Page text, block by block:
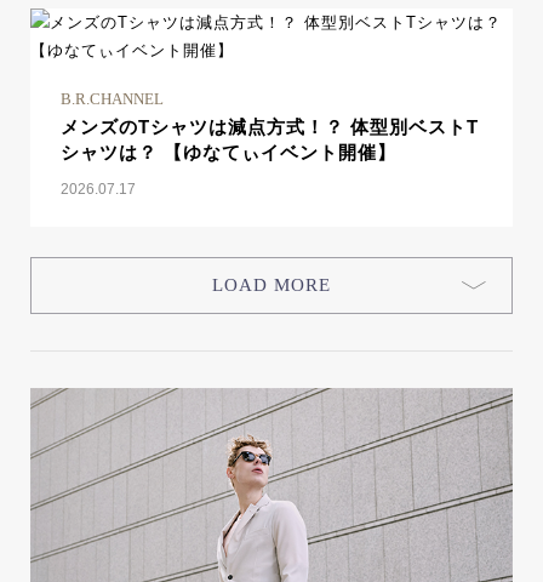
B.R.CHANNEL
メンズのTシャツは減点方式！？ 体型別ベストT
シャツは？ 【ゆなてぃイベント開催】
2026.07.17
LOAD MORE